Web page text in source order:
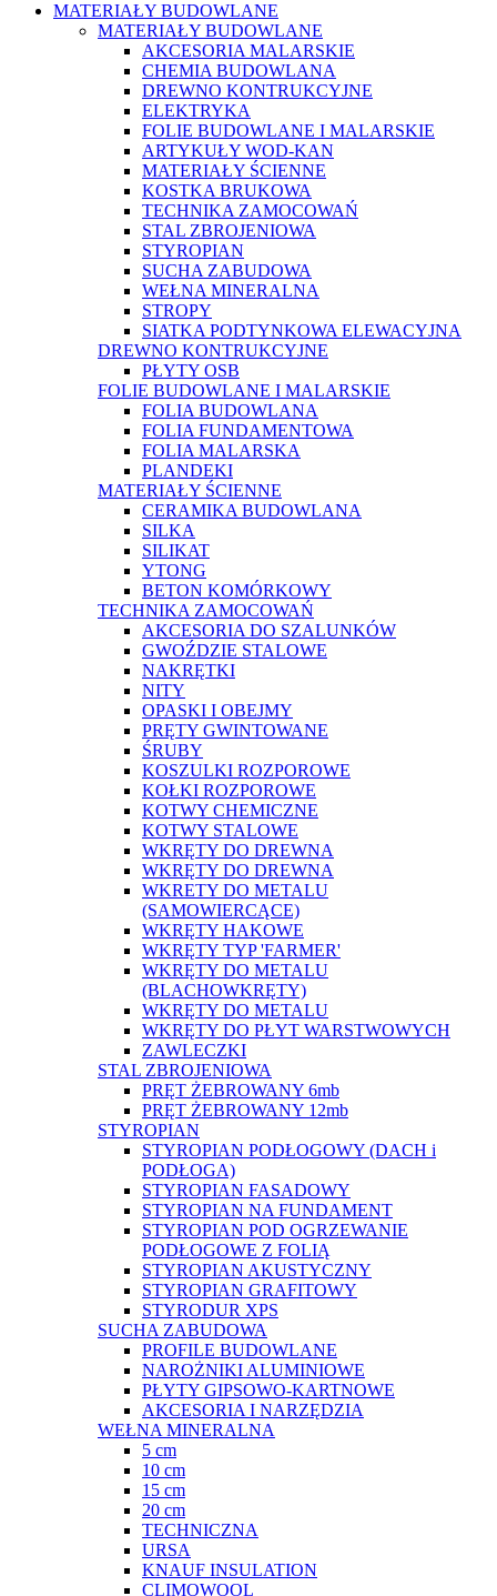
MATERIAŁY BUDOWLANE
MATERIAŁY BUDOWLANE
AKCESORIA MALARSKIE
CHEMIA BUDOWLANA
DREWNO KONTRUKCYJNE
ELEKTRYKA
FOLIE BUDOWLANE I MALARSKIE
ARTYKUŁY WOD-KAN
MATERIAŁY ŚCIENNE
KOSTKA BRUKOWA
TECHNIKA ZAMOCOWAŃ
STAL ZBROJENIOWA
STYROPIAN
SUCHA ZABUDOWA
WEŁNA MINERALNA
STROPY
SIATKA PODTYNKOWA ELEWACYJNA
DREWNO KONTRUKCYJNE
PŁYTY OSB
FOLIE BUDOWLANE I MALARSKIE
FOLIA BUDOWLANA
FOLIA FUNDAMENTOWA
FOLIA MALARSKA
PLANDEKI
MATERIAŁY ŚCIENNE
CERAMIKA BUDOWLANA
SILKA
SILIKAT
YTONG
BETON KOMÓRKOWY
TECHNIKA ZAMOCOWAŃ
AKCESORIA DO SZALUNKÓW
GWOŹDZIE STALOWE
NAKRĘTKI
NITY
OPASKI I OBEJMY
PRĘTY GWINTOWANE
ŚRUBY
KOSZULKI ROZPOROWE
KOŁKI ROZPOROWE
KOTWY CHEMICZNE
KOTWY STALOWE
WKRĘTY DO DREWNA
WKRĘTY DO DREWNA
WKRETY DO METALU
(SAMOWIERCĄCE)
WKRĘTY HAKOWE
WKRĘTY TYP 'FARMER'
WKRĘTY DO METALU
(BLACHOWKRĘTY)
WKRĘTY DO METALU
WKRĘTY DO PŁYT WARSTWOWYCH
ZAWLECZKI
STAL ZBROJENIOWA
PRĘT ŻEBROWANY 6mb
PRĘT ŻEBROWANY 12mb
STYROPIAN
STYROPIAN PODŁOGOWY (DACH i
PODŁOGA)
STYROPIAN FASADOWY
STYROPIAN NA FUNDAMENT
STYROPIAN POD OGRZEWANIE
PODŁOGOWE Z FOLIĄ
STYROPIAN AKUSTYCZNY
STYROPIAN GRAFITOWY
STYRODUR XPS
SUCHA ZABUDOWA
PROFILE BUDOWLANE
NAROŻNIKI ALUMINIOWE
PŁYTY GIPSOWO-KARTNOWE
AKCESORIA I NARZĘDZIA
WEŁNA MINERALNA
5 cm
10 cm
15 cm
20 cm
TECHNICZNA
URSA
KNAUF INSULATION
CLIMOWOOL